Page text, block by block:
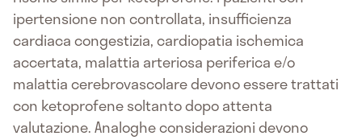
ipertensione non controllata, insufficienza
cardiaca congestizia, cardiopatia ischemica
accertata, malattia arteriosa periferica e/o
malattia cerebrovascolare devono essere trattati
con ketoprofene soltanto dopo attenta
valutazione. Analoghe considerazioni devono